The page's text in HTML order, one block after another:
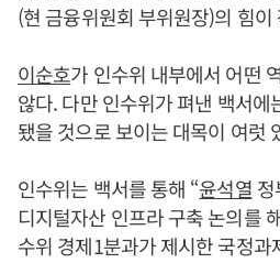
(현 금융위원회 부위원장)의 힘
이순호가 인수위 내부에서 어떤
않다. 다만 인수위가 펴낸 백서에
됐을 것으로 보이는 대목이 여럿
인수위는 백서를 통해 “윤석열
디지털자산 인프라 구축 논의를
수위 경제1분과가 제시한 국정과